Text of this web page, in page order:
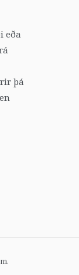
eða
þá